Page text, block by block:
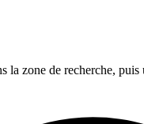
la zone de recherche,